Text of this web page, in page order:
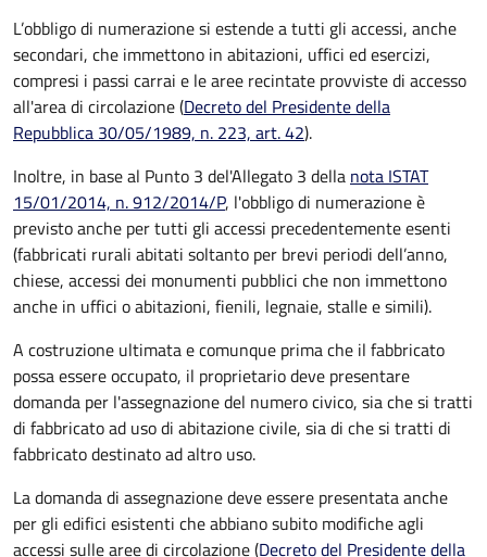
L’obbligo di numerazione si estende a tutti gli accessi, anche
secondari, che immettono in abitazioni, uffici ed esercizi,
compresi i passi carrai e le aree recintate provviste di accesso
all'area di circolazione (Decreto del Presidente della
Repubblica 30/05/1989, n. 223, art. 42).
Inoltre, in base al Punto 3 del'Allegato 3 della nota ISTAT
15/01/2014, n. 912/2014/P, l'obbligo di numerazione è
previsto anche per tutti gli accessi precedentemente esenti
(fabbricati rurali abitati soltanto per brevi periodi dell’anno,
chiese, accessi dei monumenti pubblici che non immettono
anche in uffici o abitazioni, fienili, legnaie, stalle e simili).
A costruzione ultimata e comunque prima che il fabbricato
possa essere occupato, il proprietario deve presentare
domanda per l'assegnazione del numero civico, sia che si tratti
di fabbricato ad uso di abitazione civile, sia di che si tratti di
fabbricato destinato ad altro uso.
La domanda di assegnazione deve essere presentata anche
per gli edifici esistenti che abbiano subito modifiche agli
accessi sulle aree di circolazione (Decreto del Presidente della